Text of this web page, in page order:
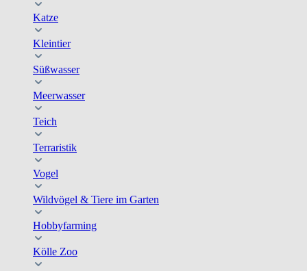
Katze
Kleintier
Süßwasser
Meerwasser
Teich
Terraristik
Vogel
Wildvögel & Tiere im Garten
Hobbyfarming
Kölle Zoo